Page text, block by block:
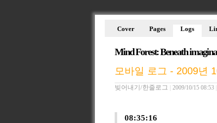
Mind Forest: Beneath
Cover Pages Logs
모바일 로그 - 2009년
빚어내기/한줄로그 2009/10/15 08:53
08:35:16